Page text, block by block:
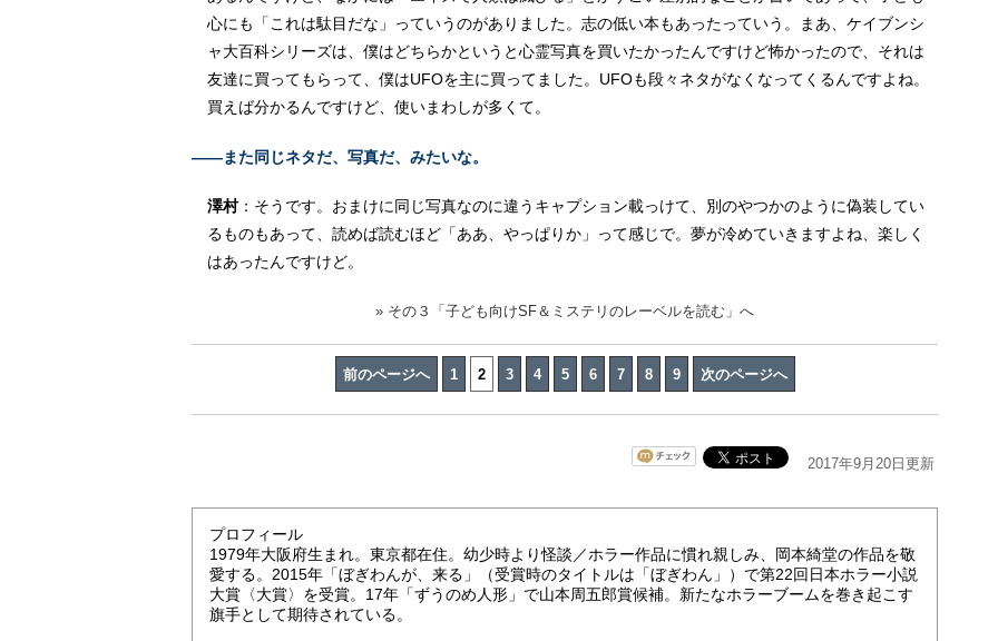
心にも「これは駄目だな」っていうのがありました。志の低い本もあったっていう。まあ、ケイブンシ
ャ大百科シリーズは、僕はどちらかというと心霊写真を買いたかったんですけど怖かったので、それは
友達に買ってもらって、僕はUFOを主に買ってました。UFOも段々ネタがなくなってくるんですよね。
買えば分かるんですけど、使いまわしが多くて。
――また同じネタだ、写真だ、みたいな。
澤村：そうです。おまけに同じ写真なのに違うキャプション載っけて、別のやつかのように偽装してい
るものもあって、読めば読むほど「ああ、やっぱりか」って感じで。夢が冷めていきますよね、楽しく
はあったんですけど。
» その３「子ども向けSF＆ミステリのレーベルを読む」へ
前のページへ 1 2 3 4 5 6 7 8 9 次のページへ
2017年9月20日更新
プロフィール
1979年大阪府生まれ。東京都在住。幼少時より怪談／ホラー作品に慣れ親しみ、岡本綺堂の作品を敬
愛する。2015年「ぼぎわんが、来る」（受賞時のタイトルは「ぼぎわん」）で第22回日本ホラー小説
大賞〈大賞〉を受賞。17年「ずうのめ人形」で山本周五郎賞候補。新たなホラーブームを巻き起こす
旗手として期待されている。